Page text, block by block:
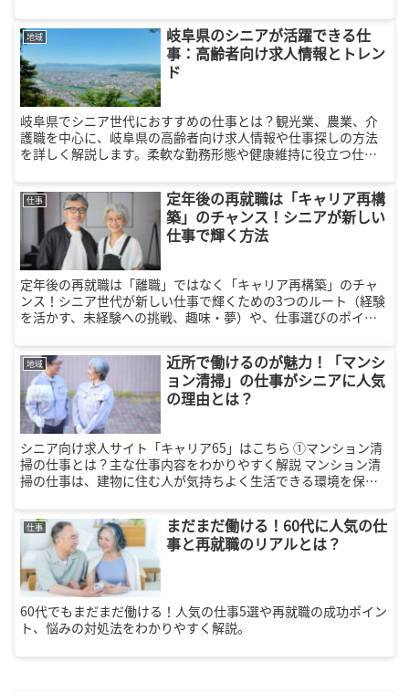
地域
岐阜県のシニアが活躍できる仕
事：高齢者向け求人情報とトレン
ド
岐阜県でシニア世代におすすめの仕事とは？観光業、農業、介
護職を中心に、岐阜県の高齢者向け求人情報や仕事探しの方法
を詳しく解説します。柔軟な勤務形態や健康維持に役立つ仕事
仕事
定年後の再就職は「キャリア再構
築」のチャンス！シニアが新しい
仕事で輝く方法
定年後の再就職は「離職」ではなく「キャリア再構築」のチャ
ンス！シニア世代が新しい仕事で輝くための3つのルート（経験
を活かす、未経験への挑戦、趣味・夢）や、仕事選びのポイン
りを得て、充実したセカンドライフを始めましょう。
地域
近所で働けるのが魅力！「マンシ
ョン清掃」の仕事がシニアに人気
の理由とは？
シニア向け求人サイト「キャリア65」はこちら ①マンション清
掃の仕事とは？主な仕事内容をわかりやすく解説 マンション清
掃の仕事は、建物に住む人が気持ちよく生活できる環境を保つ
シニア世代...
仕事
まだまだ働ける！60代に人気の仕
事と再就職のリアルとは？
60代でもまだまだ働ける！人気の仕事5選や再就職の成功ポイン
ト、悩みの対処法をわかりやすく解説。